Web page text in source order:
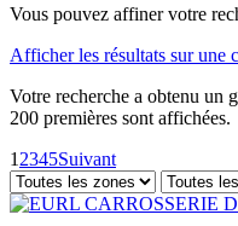
Vous pouvez affiner votre
Afficher les résultats sur une
Votre recherche a obtenu un
200 premières sont affichées.
1 2345Suivant